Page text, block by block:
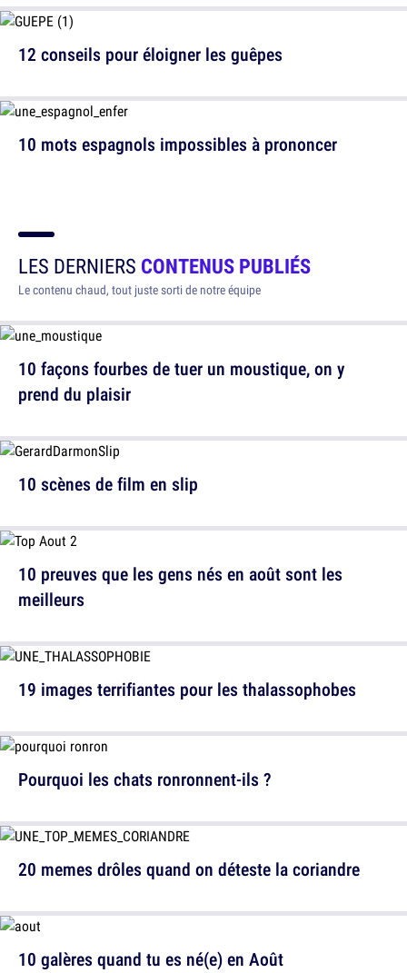
10 mots espagnols impossibles à prononcer
12 conseils pour éloigner les guêpes
LES DERNIERS CONTENUS PUBLIÉS
Le contenu chaud, tout juste sorti de notre équipe
10 façons fourbes de tuer un moustique, on y
prend du plaisir
10 preuves que les gens nés en août sont les
meilleurs
Pourquoi les chats ronronnent-ils ?
10 galères quand tu es né(e) en Août
10 scènes de film en slip
19 images terrifiantes pour les thalassophobes
20 memes drôles quand on déteste la coriandre